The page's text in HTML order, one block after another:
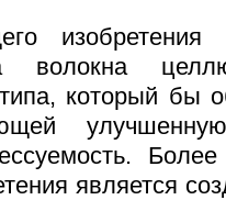
изобретения
волокна
который бы
является